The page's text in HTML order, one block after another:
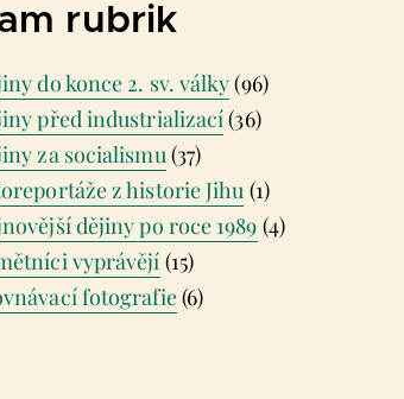
rubrik
do konce 2. sv. války(96)
před industrializací(36)
za socialismu(37)
z historie Jihu (1)
dějiny po roce 1989 (4)
vyprávějí (15)
fotografie(6)